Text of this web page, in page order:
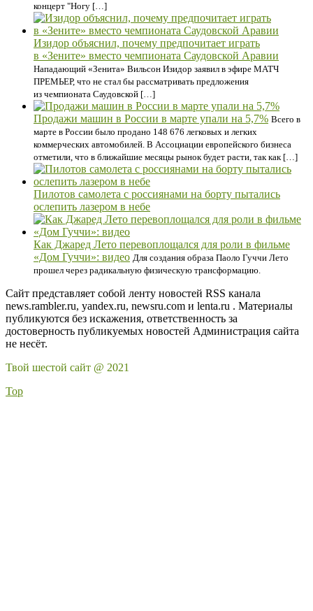
концерт "Ногу […]
Изидор объяснил, почему предпочитает играть
в «Зените» вместо чемпионата Саудовской Аравии
Нападающий «Зенита» Вильсон Изидор заявил в эфире МАТЧ
ПРЕМЬЕР, что не стал бы рассматривать предложения
из чемпионата Саудовской […]
Продажи машин в России в марте упали на 5,7% Всего в
марте в России было продано 148 676 легковых и легких
коммерческих автомобилей. В Ассоциации европейского бизнеса
отметили, что в ближайшие месяцы рынок будет расти, так как […]
Пилотов самолета с россиянами на борту пытались
ослепить лазером в небе
Как Джаред Лето перевоплощался для роли в фильме
«Дом Гуччи»: видео Для создания образа Паоло Гуччи Лето
прошел через радикальную физическую трансформацию.
Сайт представляет собой ленту новостей RSS канала
news.rambler.ru, yandex.ru, newsru.com и lenta.ru . Материалы
публикуются без искажения, ответственность за
достоверность публикуемых новостей Администрация сайта
не несёт.
Твой шестой сайт @ 2021
Top